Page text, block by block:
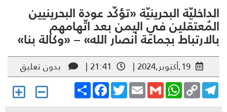
البحرينيّة «تؤكّد عودة البحرينيين
في اليمن بعد اتّهامهم
بجماعة أنصار الله» – «وكالة بنا»
19,أكتوبر,2024 | 21:41 |
بدون تعليق
Share
FacebookTwitterEmailGmail
WhatsAppCopy
Link